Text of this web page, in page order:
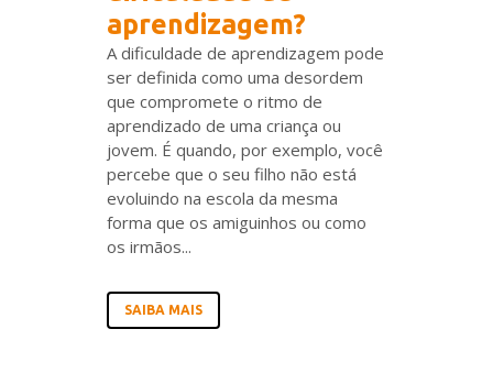
aprendizagem?
A dificuldade de aprendizagem pode
ser definida como uma desordem
que compromete o ritmo de
aprendizado de uma criança ou
jovem. É quando, por exemplo, você
percebe que o seu filho não está
evoluindo na escola da mesma
forma que os amiguinhos ou como
os irmãos...
SAIBA MAIS